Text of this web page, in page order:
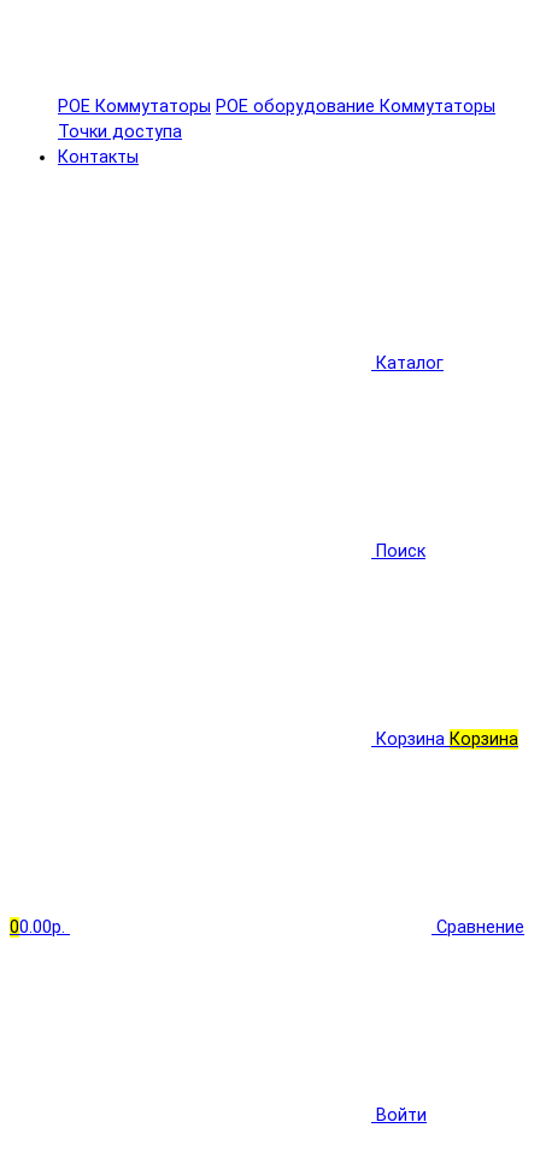
POE Коммутаторы POE оборудование Коммутаторы
Точки доступа
Контакты
Каталог
Поиск
Корзина Корзина
00.00р. Сравнение
Войти